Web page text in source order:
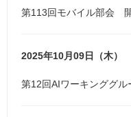
第113回モバイル部会
2025年10月09日（木）
第12回AIワーキンググ